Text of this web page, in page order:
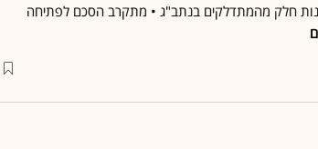
חלק מהמתדלקים בנתב"ג • מתקרב הסכם לפתיחה